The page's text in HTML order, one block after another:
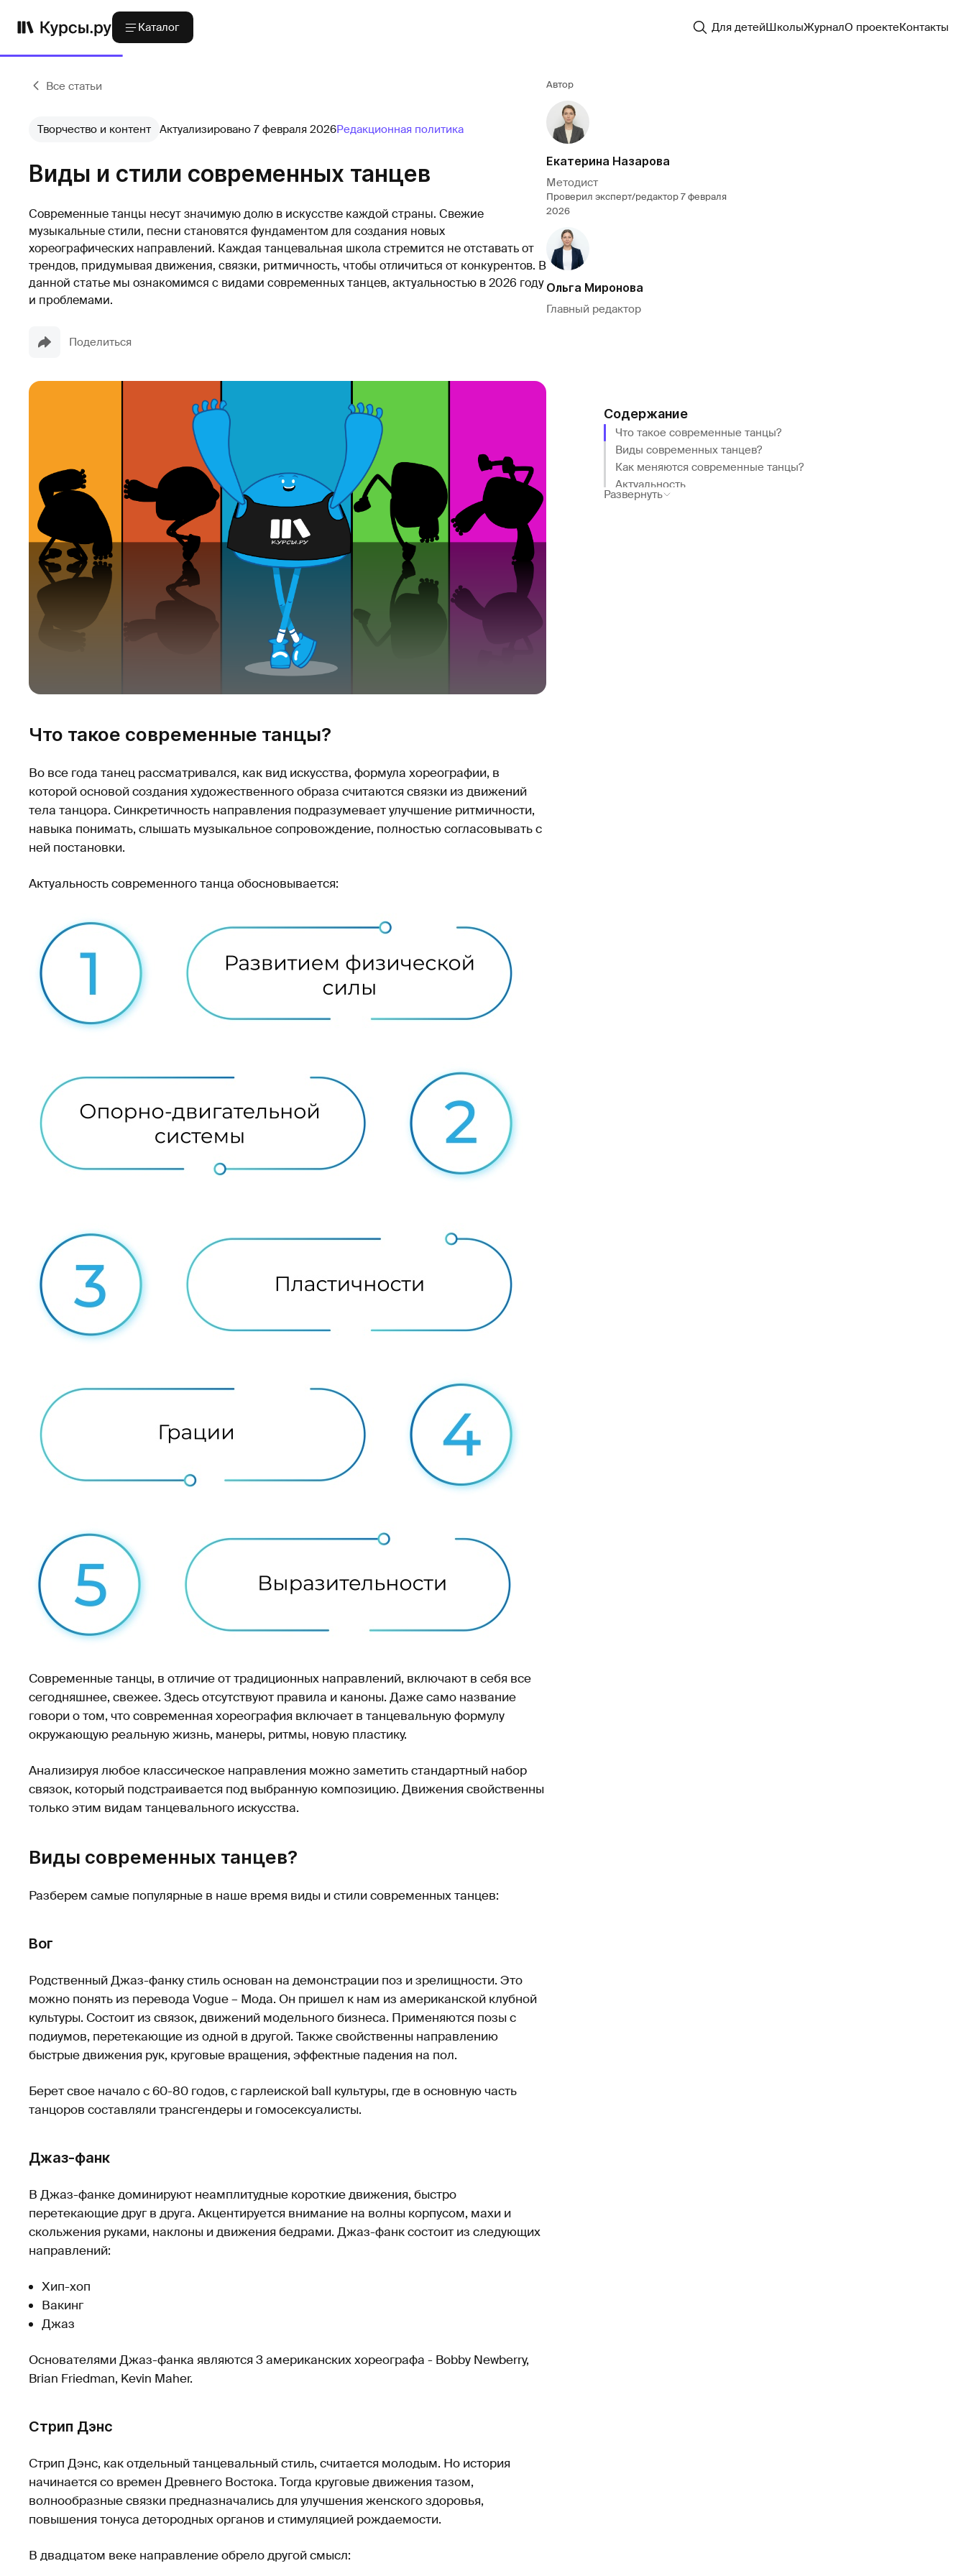
Каталог Для детейШколыЖурналО проектеКонтакты
Все статьи
Творчество и контент Актуализировано 7 февраля 2026Редакционная политика
Виды и стили современных танцев
Современные танцы несут значимую долю в искусстве каждой страны. Свежие
музыкальные стили, песни становятся фундаментом для создания новых
хореографических направлений. Каждая танцевальная школа стремится не отставать от
трендов, придумывая движения, связки, ритмичность, чтобы отличиться от конкурентов. В
данной статье мы ознакомимся с видами современных танцев, актуальностью в 2026 году
и проблемами.
Поделиться
Автор
Екатерина Назарова
Методист
Проверил эксперт/редактор7 февраля
2026
Ольга Миронова
Главный редактор
Что такое современные танцы?
Во все года танец рассматривался, как вид искусства, формула хореографии, в
которой основой создания художественного образа считаются связки из движений
тела танцора. Синкретичность направления подразумевает улучшение ритмичности,
навыка понимать, слышать музыкальное сопровождение, полностью согласовывать с
ней постановки.
Актуальность современного танца обосновывается:
Современные танцы, в отличие от традиционных направлений, включают в себя все
сегодняшнее, свежее. Здесь отсутствуют правила и каноны. Даже само название
говори о том, что современная хореография включает в танцевальную формулу
окружающую реальную жизнь, манеры, ритмы, новую пластику.
Анализируя любое классическое направления можно заметить стандартный набор
связок, который подстраивается под выбранную композицию. Движения свойственны
только этим видам танцевального искусства.
Виды современных танцев?
Разберем самые популярные в наше время виды и стили современных танцев:
Вог
Родственный Джаз-фанку стиль основан на демонстрации поз и зрелищности. Это
можно понять из перевода Vogue – Мода. Он пришел к нам из американской клубной
культуры. Состоит из связок, движений модельного бизнеса. Применяются позы с
подиумов, перетекающие из одной в другой. Также свойственны направлению
быстрые движения рук, круговые вращения, эффектные падения на пол.
Берет свое начало с 60-80 годов, с гарлеиской ball культуры, где в основную часть
танцоров составляли трансгендеры и гомосексуалисты.
Джаз-фанк
В Джаз-фанке доминируют неамплитудные короткие движения, быстро
перетекающие друг в друга. Акцентируется внимание на волны корпусом, махи и
скольжения руками, наклоны и движения бедрами. Джаз-фанк состоит из следующих
направлений:
Хип-хоп
Вакинг
Джаз
Основателями Джаз-фанка являются 3 американских хореографа - Bobby Newberry,
Brian Friedman, Kevin Maher.
Стрип Дэнс
Стрип Дэнс, как отдельный танцевальный стиль, считается молодым. Но история
начинается со времен Древнего Востока. Тогда круговые движения тазом,
волнообразные связки предназначались для улучшения женского здоровья,
повышения тонуса детородных органов и стимуляцией рождаемости.
В двадцатом веке направление обрело другой смысл:
Содержание
Что такое современные танцы?
Виды современных танцев?
Как меняются современные танцы?
Актуальность
Развернуть